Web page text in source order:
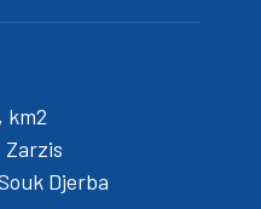
km2
Zarzis
Djerba